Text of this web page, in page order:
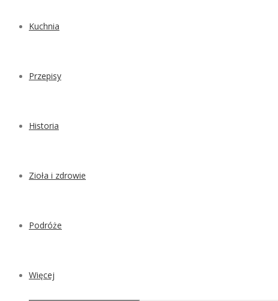
Kuchnia
Przepisy
Historia
Zioła i zdrowie
Podróże
Więcej